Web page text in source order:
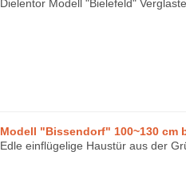
Dielentor Modell "Bielefeld"
Modell "Bissendorf" 100~130 cm
Edle einflügelige Haustür aus der